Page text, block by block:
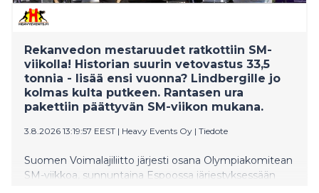
Rekanvedon mestaruudet ratkottiin SM-
viikolla! Historian suurin vetovastus 33,5
tonnia - lisää ensi vuonna? Lindbergille jo
kolmas kulta putkeen. Rantasen ura
pakettiin päättyvän SM-viikon mukana.
3.8.2026 13:19:57 EEST | Heavy Events Oy | Tiedote
Suomen Voimalajiliitto järjesti osana Olympiakomitean
SM-viikkoa, sunnuntaina Espoossa järjestyksessään